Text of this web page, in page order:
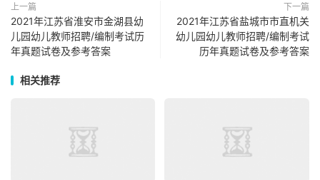
上一篇
2021年江苏省淮安市金湖县幼
儿园幼儿教师招聘/编制考试历
年真题试卷及参考答案
下一篇
2021年江苏省盐城市市直机关
幼儿园幼儿教师招聘/编制考试
历年真题试卷及参考答案
相关推荐